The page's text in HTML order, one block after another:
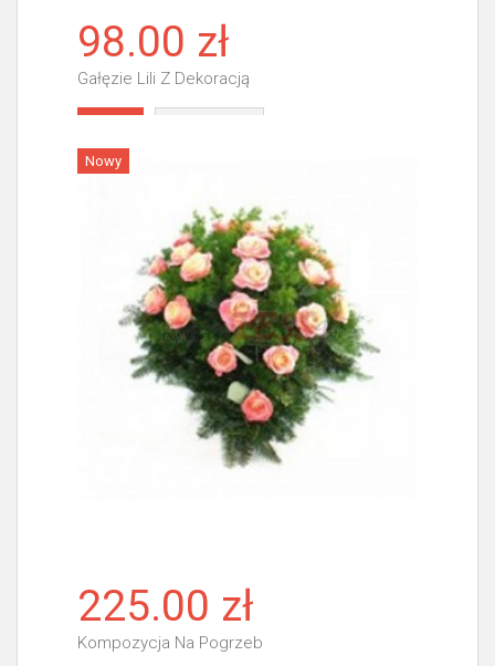
98.00 zł
Gałęzie Lili Z Dekoracją
Nowy
225.00 zł
Kompozycja Na Pogrzeb